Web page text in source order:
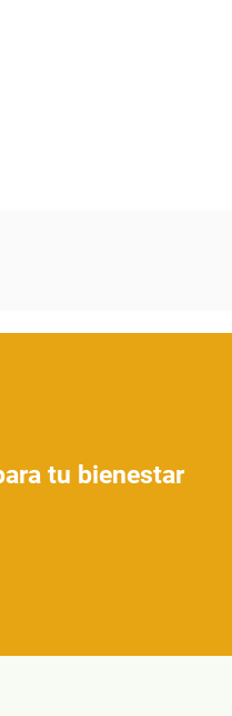
tu bienestar